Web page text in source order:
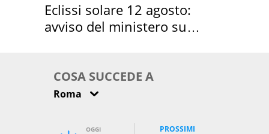
Eclissi solare 12 agosto:
avviso del ministero su